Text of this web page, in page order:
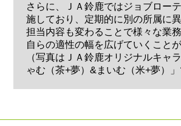
さらに、ＪＡ鈴鹿ではジョブロー
施しており、定期的に別の所属に
担当内容も変わることで様々な業務
自らの適性の幅を広げていくことが
（写真はＪＡ鈴鹿オリジナルキャ
ゃむ（茶+夢）&まいむ（米+夢）」